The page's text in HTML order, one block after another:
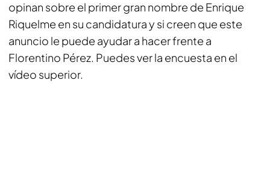
opinan sobre el primer gran nombre de Enrique
Riquelme en su candidatura y si creen que este
anuncio le puede ayudar a hacer frente a
Florentino Pérez. Puedes ver la encuesta en el
vídeo superior.